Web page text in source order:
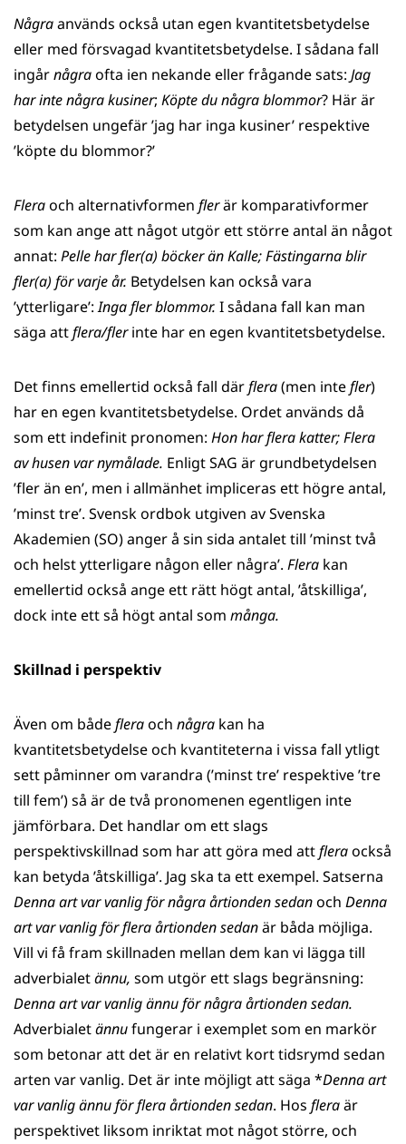
Någraanvänds också utan egen kvantitetsbetydelse
eller med försvagad kvantitetsbetydelse. I sådana fall
ingårnågraofta ien nekande eller frågande sats: Jag
har inte några kusiner; Köpte du några blommor? Här är
betydelsen ungefär ’jag har inga kusiner’ respektive
’köpte du blommor?’
Fleraoch alternativformen flerär komparativformer
som kan ange att något utgör ett större antal än något
annat: Pelle har fler(a) böcker än Kalle; Fästingarna blir
fler(a) för varje år. Betydelsen kan också vara
’ytterligare’:Inga fler blommor. I sådana fall kan man
säga attflera/flerinte har en egen kvantitetsbetydelse.
Det finns emellertid också fall därflera(men intefler)
har en egen kvantitetsbetydelse. Ordet används då
som ett indefinit pronomen: Hon har flera katter; Flera
av husen var nymålade. Enligt SAG är grundbetydelsen
’fler än en’, men i allmänhet impliceras ett högre antal,
’minst tre’. Svensk ordbok utgiven av Svenska
Akademien (SO) anger å sin sida antalet till ’minst två
och helst ytterligare någon eller några’. Flera kan
emellertid också ange ett rätt högt antal, ’åtskilliga’,
dock inte ett så högt antal som många.
Skillnad i perspektiv
Även om bådefleraoch några kan ha
kvantitetsbetydelse och kvantiteterna i vissa fall ytligt
sett påminner om varandra (’minst tre’ respektive ’tre
till fem’) så är de två pronomenen egentligen inte
jämförbara. Det handlar om ett slags
perspektivskillnad som har att göra med attfleraockså
kan betyda ’åtskilliga’. Jag ska ta ett exempel. Satserna
Denna art var vanlig för några årtionden sedanoch Denna
art var vanlig för flera årtionden sedanär båda möjliga.
Vill vi få fram skillnaden mellan dem kan vi lägga till
adverbialetännu, som utgör ett slags begränsning:
Denna art var vanlig ännu för några årtionden sedan.
Adverbialetännufungerar i exemplet som en markör
som betonar att det är en relativt kort tidsrymd sedan
arten var vanlig. Det är inte möjligt att säga *Denna art
var vanlig ännu för flera årtionden sedan. Hos fleraär
perspektivet liksom inriktat mot något större, och